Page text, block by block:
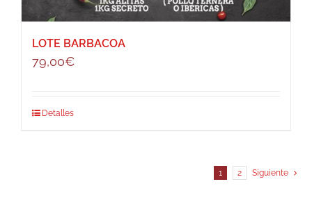
LOTE BARBACOA
79,00€
Detalles
1 2 Siguiente